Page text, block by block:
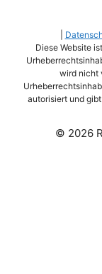
Diese Website
wird nicht
autorisiert und
© 2026